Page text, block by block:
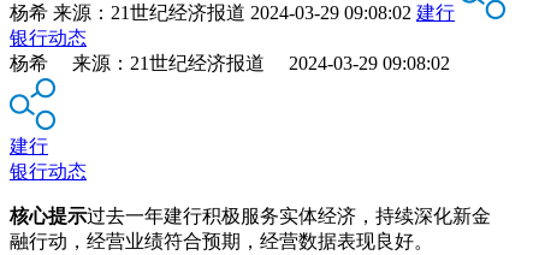
杨希 来源： 21世纪经济报道 2024-03-29 09:08:02 建行
银行动态
杨希 来源：21世纪经济报道 2024-03-29 09:08:02
建行
银行动态
核心提示过去一年建行积极服务实体经济，持续深化新金
融行动，经营业绩符合预期，经营数据表现良好。